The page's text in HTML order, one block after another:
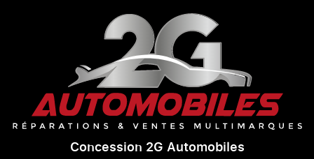
Concession 2G Automobiles